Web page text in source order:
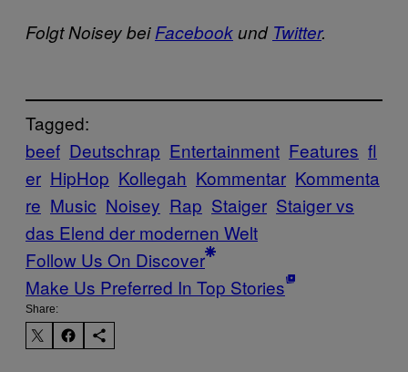
Folgt Noisey beiFacebookund Twitter.
Tagged:
beef Deutschrap Entertainment Features fl
er HipHop Kollegah Kommentar Kommenta
re Music Noisey Rap Staiger Staiger vs
das Elend der modernen Welt
Follow Us On Discover
Make Us Preferred In Top Stories
Share: